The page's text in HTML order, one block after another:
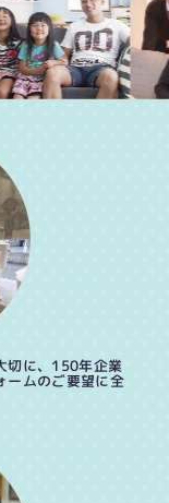
切に、150年企業
ームのご要望に全